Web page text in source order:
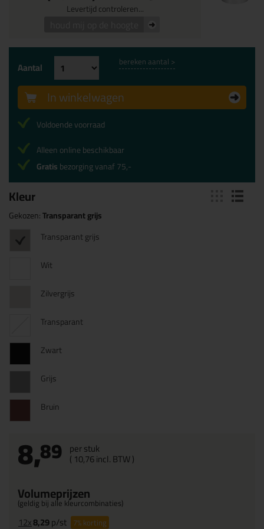
Levertijd controleren...
Kleur
Gekozen:Transparant grijs
Transparant grijs
Wit
Zilvergrijs
Transparant
Zwart
Grijs
Bruin
8,89 per stuk
( 10,76incl. BTW )
Volumeprijzen
(geldig bij alle kleurcombinaties)
12x8,29p/st 7%korting
Aantal bereken aantal >
In winkelwagen
Voldoende voorraad
Alleen online beschikbaar
Gratisbezorging vanaf 75,-